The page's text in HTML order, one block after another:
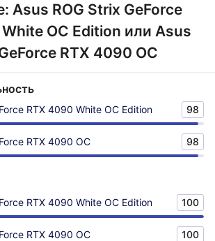
Asus ROG Strix GeForce
OC Edition или Asus
RTX 4090 OC
RTX 4090 White OC Edition 98
RTX 4090 OC 98
RTX 4090 White OC Edition 100
RTX 4090 OC 100